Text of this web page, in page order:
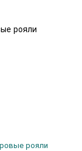
рояли